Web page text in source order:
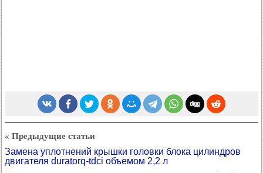
« Предыдущие статьи
Замена уплотнений крышки головки блока цилиндров
двигателя duratorq-tdci объемом 2,2 л